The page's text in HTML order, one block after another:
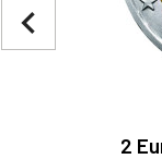
2
navigate_before